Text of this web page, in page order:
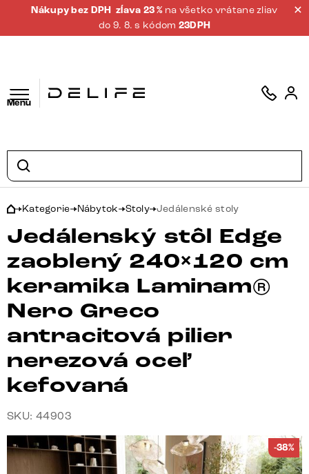
Nákupy bez DPH zĺava 23 % na všetko vrátane zliav
do 9. 8. s kódom 23DPH
Menu
Kategorie Nábytok Stoly Jedálenské stoly
Jedálenský stôl Edge
zaoblený 240×120 cm
keramika Laminam®
Nero Greco
antracitová pilier
nerezová oceľ
kefovaná
SKU: 44903
-38%